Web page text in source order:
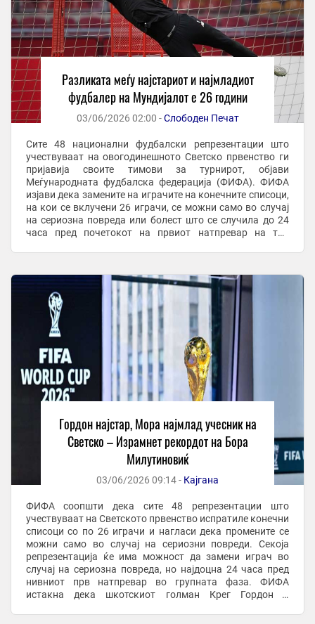
Разликата меѓу најстариот и најмладиот
фудбалер на Мундијалот е 26 години
03/06/2026 02:00 -Слободен Печат
Сите 48 национални фудбалски репрезентации што
учествуваат на овогодинешното Светско првенство ги
пријавија своите тимови за турнирот, објави
Меѓународната фудбалска федерација (ФИФА). ФИФА
изјави дека замените на играчите на конечните списоци,
на кои се вклучени 26 играчи, се можни само во случај
на сериозна повреда или болест што се случила до 24
часа пред почетокот на првиот натпревар на таа
Гордон најстар, Мора најмлад учесник на
Светско – Израмнет рекордот на Бора
Милутиновиќ
03/06/2026 09:14 - Кајгана
ФИФА соопшти дека сите 48 репрезентации што
учествуваат на Светското првенство испратиле конечни
списоци со по 26 играчи и нагласи дека промените се
можни само во случај на сериозни повреди. Секоја
репрезентација ќе има можност да замени играч во
случај на сериозна повреда, но најдоцна 24 часа пред
нивниот прв натпревар во групната фаза. ФИФА
истакна дека шкотскиот голман Крег Гордон е